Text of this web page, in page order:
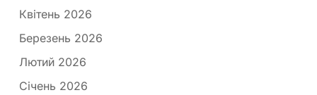
Квітень 2026
Березень 2026
Лютий 2026
Січень 2026